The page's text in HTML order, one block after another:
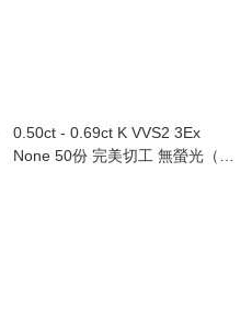
0.50ct - 0.69ct K VVS2 3Ex
None 50份 完美切工 無螢光（附